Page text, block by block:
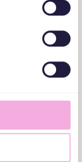
I NYDALA
Nydalatorget 2